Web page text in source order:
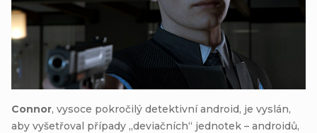
Connor, vysoce pokročilý detektivní android, je vyslán,
aby vyšetřoval případy „deviačních“ jednotek – androidů,